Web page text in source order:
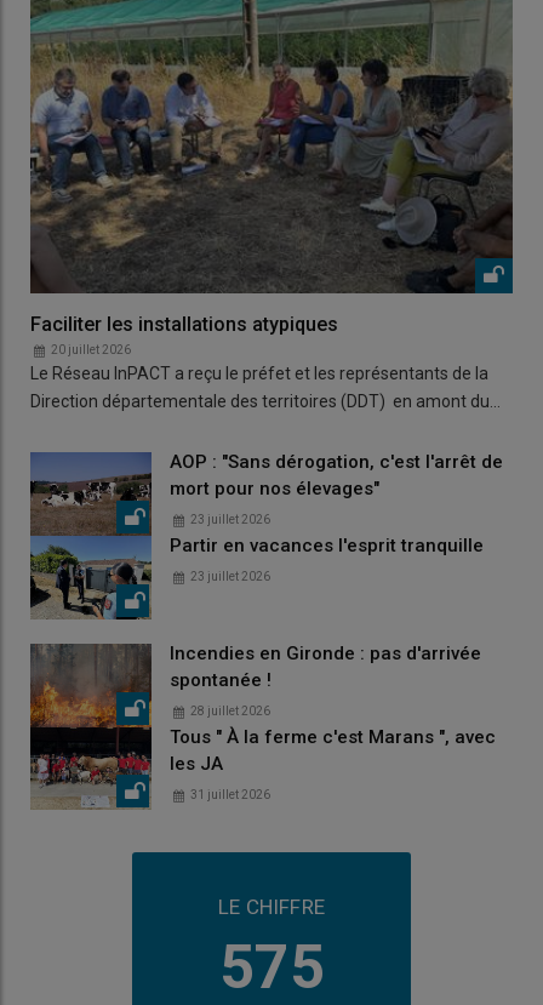
Faciliter les installations atypiques
20 juillet 2026
Le Réseau InPACT a reçu le préfet et les représentants de la
Direction départementale des territoires (DDT) en amont du…
AOP : "Sans dérogation, c'est l'arrêt de
mort pour nos élevages"
23 juillet 2026
Partir en vacances l'esprit tranquille
23 juillet 2026
Incendies en Gironde : pas d'arrivée
spontanée !
28 juillet 2026
Tous " À la ferme c'est Marans ", avec
les JA
31 juillet 2026
LE CHIFFRE
575